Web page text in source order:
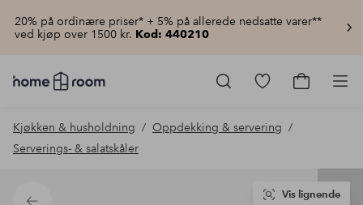
20% på ordinære priser* + 5% på allerede nedsatte varer**
ved kjøp over 1500 kr. Kod: 440210
Homeroom
–
hjemmet
til
Gå
produkter
Gå
Kjøkken & husholdning
Oppdekking & servering
Serverings- & salatskåler
Vis lignende